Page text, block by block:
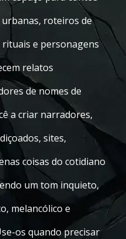
roteiros de
e personagens
relatos
de nomes de
a criar narradores,
sites,
coisas do cotidiano
um tom inquieto,
melancólico e
os quando precisar